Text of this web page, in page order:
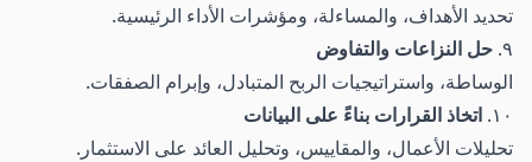
تحديد الأهداف، والمساءلة، ومؤشرات الأداء الرئيسية.
٩. حل النزاعات والتفاوض
الوساطة، واستراتيجيات الربح المتبادل، وإبرام الصفقات.
١٠. اتخاذ القرارات بناءً على البيانات
تحليلات الأعمال، والمقاييس، وتحليل العائد على الاستثمار.